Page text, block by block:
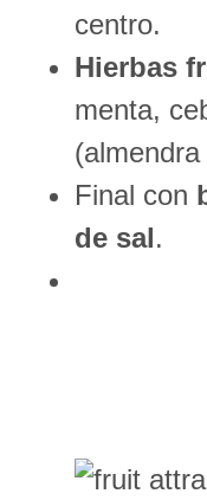
centro.
Hierbas
menta,
Final con
de sal.